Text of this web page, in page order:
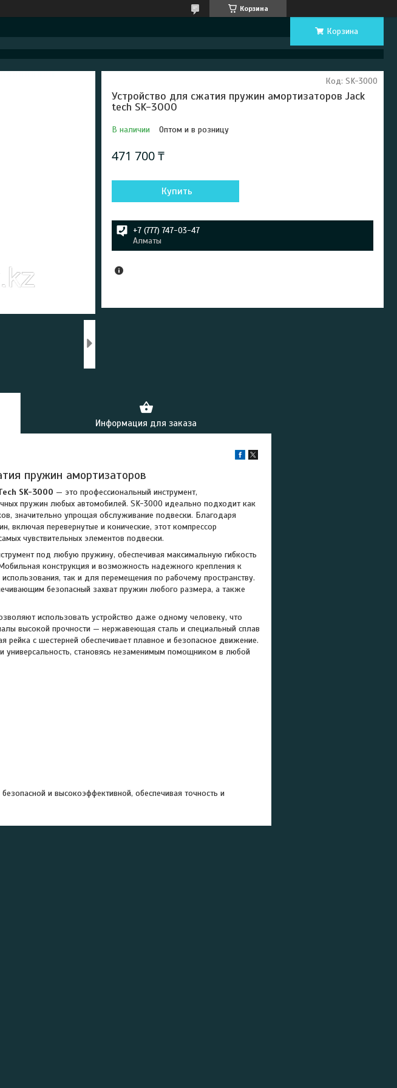
Корзина
Корзина
Устройство для сжатия пружин амортизаторов Jack
tech SK-3000
В наличии Оптом и в розницу
Код: SK-3000
471 700 ₸
Купить
+7 (777) 747-03-47
Алматы
Информация для заказа
пружин амортизаторов
SK-3000 — это профессиональный инструмент,
пружин любых автомобилей. SK-3000 идеально подходит как
значительно упрощая обслуживание подвески. Благодаря
включая перевернутые и конические, этот компрессор
чувствительных элементов подвески.
под любую пружину, обеспечивая максимальную гибкость
конструкция и возможность надежного крепления к
так и для перемещения по рабочему пространству.
безопасный захват пружин любого размера, а также
использовать устройство даже одному человеку, что
высокой прочности — нержавеющая сталь и специальный сплав
рейка с шестерней обеспечивает плавное и безопасное движение.
универсальность, становясь незаменимым помощником в любой
и высокоэффективной, обеспечивая точность и